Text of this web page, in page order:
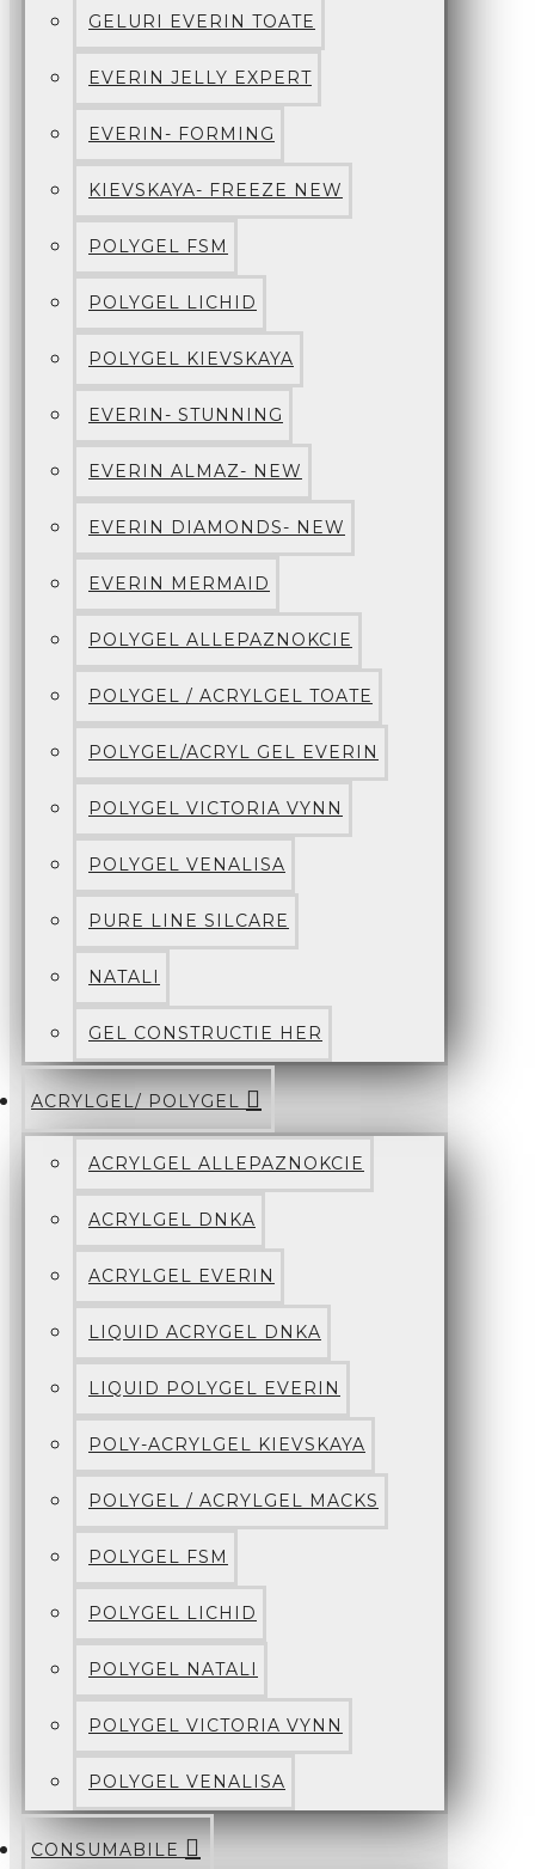
GELURI EVERIN TOATE
EVERIN JELLY EXPERT
EVERIN- FORMING
KIEVSKAYA- FREEZE NEW
POLYGEL FSM
POLYGEL LICHID
POLYGEL KIEVSKAYA
EVERIN- STUNNING
EVERIN ALMAZ- NEW
EVERIN DIAMONDS- NEW
EVERIN MERMAID
POLYGEL ALLEPAZNOKCIE
POLYGEL / ACRYLGEL TOATE
POLYGEL/ACRYL GEL EVERIN
POLYGEL VICTORIA VYNN
POLYGEL VENALISA
PURE LINE SILCARE
NATALI
GEL CONSTRUCTIE HER
ACRYLGEL/ POLYGEL
ACRYLGEL ALLEPAZNOKCIE
ACRYLGEL DNKA
ACRYLGEL EVERIN
LIQUID ACRYGEL DNKA
LIQUID POLYGEL EVERIN
POLY-ACRYLGEL KIEVSKAYA
POLYGEL / ACRYLGEL MACKS
POLYGEL FSM
POLYGEL LICHID
POLYGEL NATALI
POLYGEL VICTORIA VYNN
POLYGEL VENALISA
CONSUMABILE